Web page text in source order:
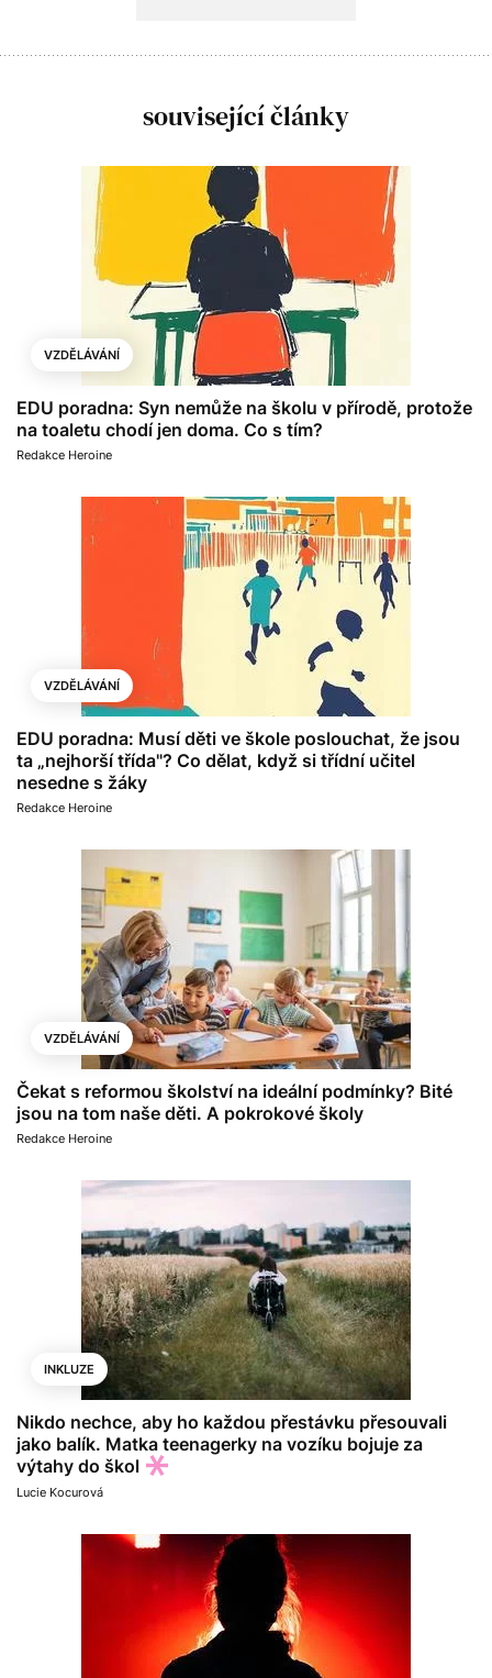
související články
VZDĚLÁVÁNÍ
EDU poradna: Syn nemůže na školu v přírodě, protože
na toaletu chodí jen doma. Co s tím?
Redakce Heroine
VZDĚLÁVÁNÍ
EDU poradna: Musí děti ve škole poslouchat, že jsou
ta „nejhorší třída"? Co dělat, když si třídní učitel
nesedne s žáky
Redakce Heroine
VZDĚLÁVÁNÍ
Čekat s reformou školství na ideální podmínky? Bité
jsou na tom naše děti. A pokrokové školy
Redakce Heroine
INKLUZE
Nikdo nechce, aby ho každou přestávku přesouvali
jako balík. Matka teenagerky na vozíku bojuje za
výtahy do škol
Lucie Kocurová